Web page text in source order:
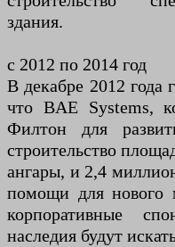
здания.
с 2012 по 2014 год
В декабре 2012 года
что BAE Systems,
Филтон для
строительство
ангары, и 2,4
помощи для нового
корпоративные
наследия будут